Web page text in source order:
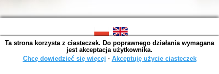
SOWA OPAC v. 6.11.10 (2026-07-24)
Wygenerowano w 0,0015 s.
Ta strona korzysta z ciasteczek. Do poprawnego działania wymagana
jest akceptacja użytkownika.
Chcę dowiedzieć się więcej ∙ Akceptuję użycie ciasteczek